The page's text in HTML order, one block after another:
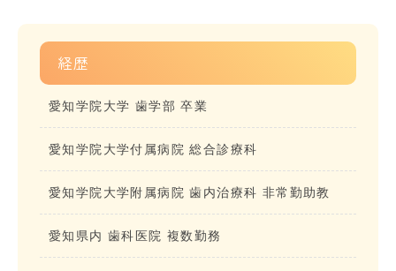
経歴
愛知学院大学 歯学部 卒業
愛知学院大学付属病院 総合診療科
愛知学院大学附属病院 歯内治療科 非常勤助教
愛知県内 歯科医院 複数勤務